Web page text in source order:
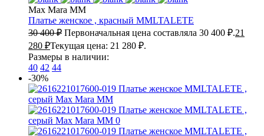
Max Mara MM
Платье женское , красный MMLTALETE
30 400₽ Первоначальная цена составляла 30 400 ₽.21
280 ₽Текущая цена: 21 280 ₽.
Размеры в наличии:
40 42 44
-30%